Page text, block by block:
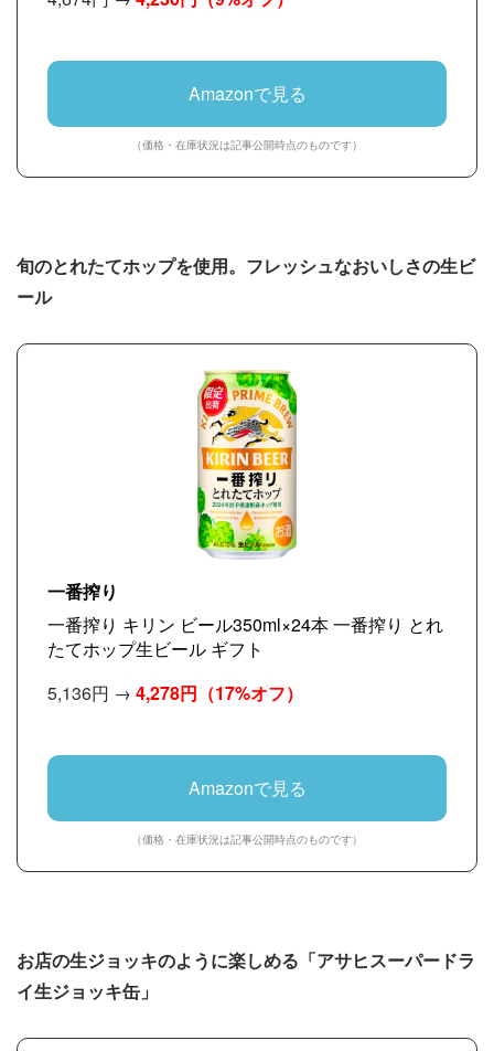
Amazonで見る
（価格・在庫状況は記事公開時点のものです）
旬のとれたてホップを使用。フレッシュなおいしさの生ビ
ール
一番搾り
一番搾り キリン ビール350ml×24本 一番搾り とれ
たてホップ生ビール ギフト
5,136円 → 4,278円 （17%オフ）
Amazonで見る
（価格・在庫状況は記事公開時点のものです）
お店の生ジョッキのように楽しめる「アサヒスーパードラ
イ生ジョッキ缶」